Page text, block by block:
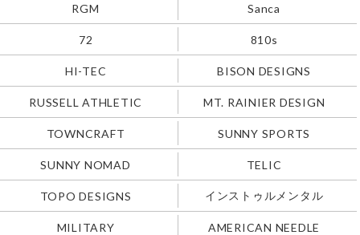
RGM Sanca
72 810s
HI-TEC BISON DESIGNS
RUSSELL ATHLETIC MT. RAINIER DESIGN
TOWNCRAFT SUNNY SPORTS
SUNNY NOMAD TELIC
TOPO DESIGNS インストゥルメンタル
MILITARY AMERICAN NEEDLE